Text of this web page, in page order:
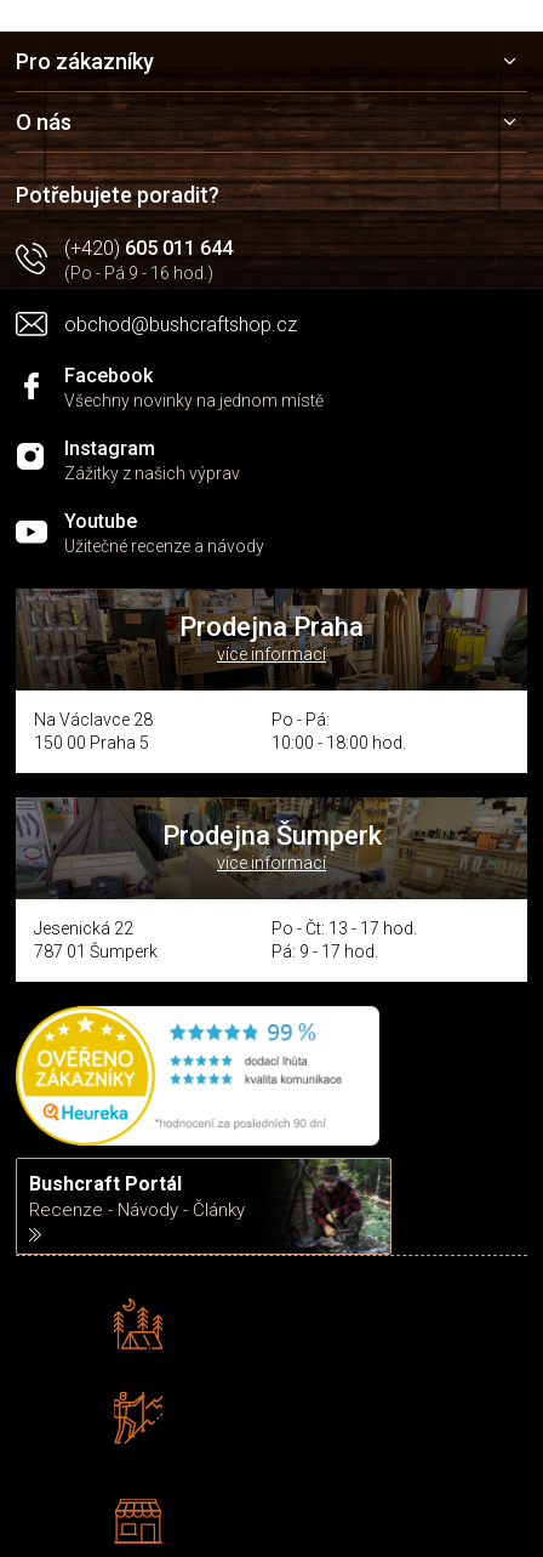
a
t
í
Pro zákazníky
O nás
Potřebujete poradit?
(+420)605 011 644
(Po - Pá 9 - 16 hod.)
obchod@bushcraftshop.cz
Facebook
Všechny novinky na jednom místě
Instagram
Zážitky z našich výprav
Youtube
Užitečné recenze a návody
Prodejna Praha
více informací
Na Václavce 28
150 00 Praha 5
Po - Pá:
10:00 - 18:00 hod.
Prodejna Šumperk
více informací
Jesenická 22
787 01 Šumperk
Po - Čt: 13 - 17 hod.
Pá: 9 - 17 hod.
Bushcraft Portál
Recenze - Návody - Články